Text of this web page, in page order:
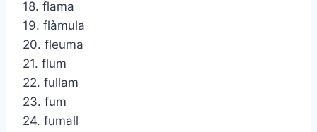
18. flama
19. flàmula
20. fleuma
21. flum
22. fullam
23. fum
24. fumall